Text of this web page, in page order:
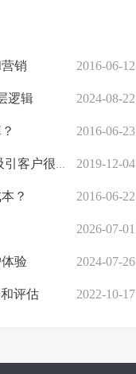
销 2016-06-12
逻辑 2024-08-22
2016-06-23
很重要？ 2019-12-04
？ 2016-06-22
2026-07-01
验 2024-07-26
评估 2022-10-17